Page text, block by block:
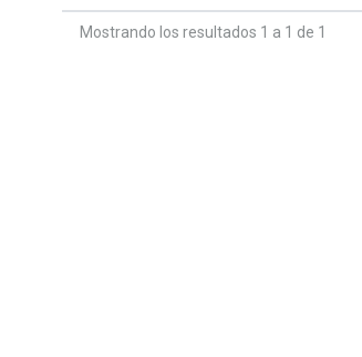
Mostrando los resultados 1 a 1 de 1